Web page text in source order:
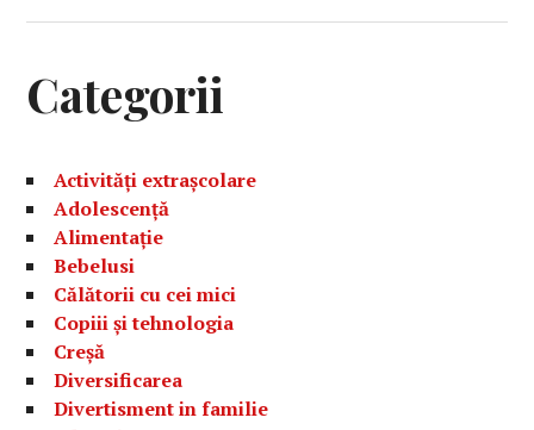
Categorii
Activități extrașcolare
Adolescență
Alimentație
Bebelusi
Călătorii cu cei mici
Copiii și tehnologia
Creșă
Diversificarea
Divertisment in familie